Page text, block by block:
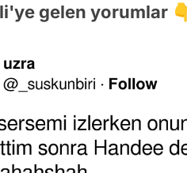
gelen yorumlar